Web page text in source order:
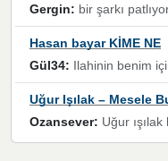
Gergin: bir şarkı patlıyor ve o şarkıyı millet her paylaşımın altına koyuyor ve öyle bir durum hal alıyor ki
Hasan bayar KİME NE
Gül34: Ilahinin benim için çok özel bir yeri var İlk çıktığında komşum ne kadar yüksek sesle dinliyorsa orada duymuştum ve
Uğur Işılak – Mesele
Ozansever: Uğur ışılak hayrani olarak eski yeni tüm eserlerini